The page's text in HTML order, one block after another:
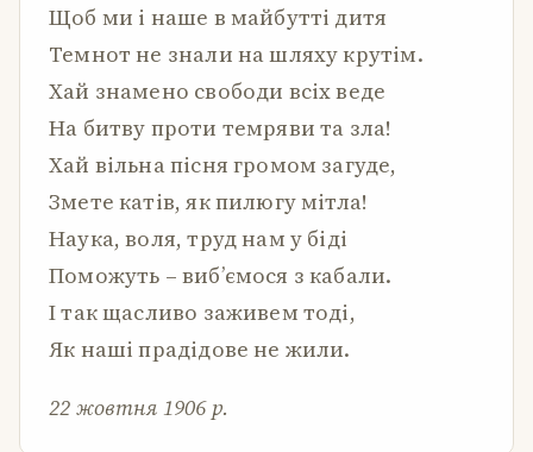
Щоб ми і наше в майбутті дитя
Темнот не знали на шляху крутім.
Хай знамено свободи всіх веде
На битву проти темряви та зла!
Хай вільна пісня громом загуде,
Змете катів, як пилюгу мітла!
Наука, воля, труд нам у біді
Поможуть – виб’ємося з кабали.
І так щасливо заживем тоді,
Як наші прадідове не жили.
22 жовтня 1906 р.